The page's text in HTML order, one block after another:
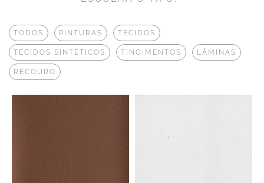
TODOS PINTURAS TECIDOS
TECIDOS SINTÉTICOS TINGIMENTOS LÂMINAS
RECOURO